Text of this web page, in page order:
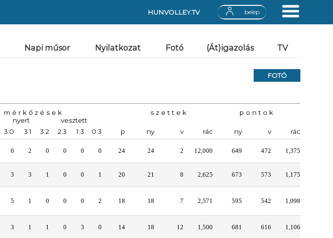
HUNVOLLEY.TV belép
Napi műsor Nyilatkozat Fotó (Át)igazolás TV
FOTÓ
m é r k ő z é s e k s z e t t e k
p o n t o k
nyert
vesztett
3:0 3:1 3:2 2:3 1:3 0:3 p ny v rác ny v rác
6 2 0 0 0 0 24 24 2 12,000 649 472 1,375
3 3 1 0 0 1 20 21 8 2,625 673 573 1,175
5 1 0 0 0 2 18 18 7 2,571 595 542 1,098
3 1 1 0 3 0 14 18 12 1,500 681 616 1,106